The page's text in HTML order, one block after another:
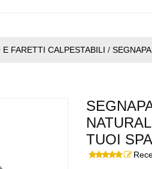
E FARETTI CALPESTABILI /
TUOI